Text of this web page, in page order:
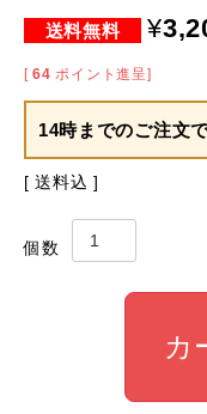
¥
[ 64 ポイント進呈]
14時までのご注文
送料込
カ